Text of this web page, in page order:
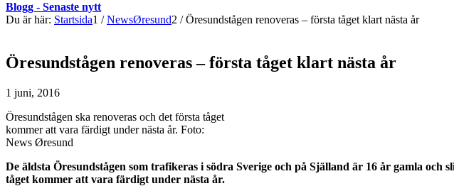
Blogg - Senaste nytt
Du är här: Startsida1 / NewsØresund2 / Öresundstågen renoveras – första tåget klart nästa år
Öresundstågen renoveras – första tåget klart nästa år
1 juni, 2016
Öresundstågen ska renoveras och det första tåget
kommer att vara färdigt under nästa år. Foto:
News Øresund
De äldsta Öresundstågen som trafikeras i södra Sverige och på Själland är 16 år gamla
tåget kommer att vara färdigt under nästa år.